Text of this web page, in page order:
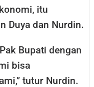
itu
Duya dan Nurdin.
Bupati dengan
bisa
tutur Nurdin.